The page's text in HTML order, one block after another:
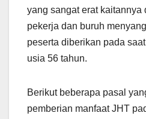
yang sangat erat kaitannya
pekerja dan buruh
peserta diberikan pada
usia 56 tahun.
Berikut beberapa pasal
pemberian manfaat JHT